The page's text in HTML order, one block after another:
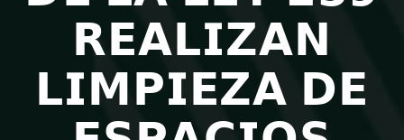
𝗥𝗘𝗔𝗟𝗜𝗭𝗔𝗡
𝗟𝗜𝗠𝗣𝗜𝗘𝗭𝗔 𝗗𝗘